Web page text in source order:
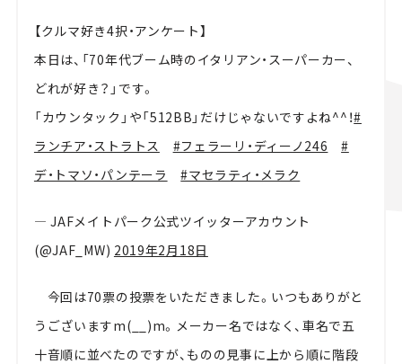
【クルマ好き4択・アンケート】
本日は、「70年代ブーム時のイタリアン・スーパーカー、
どれが好き？」です。
「カウンタック」や「512BB」だけじゃないですよね^^！#
ランチア・ストラトス
#フェラーリ・ディーノ246
#
デ・トマソ・パンテーラ
#マセラティ・メラク
— JAFメイトパーク公式ツイッターアカウント
(@JAF_MW) 2019年2月18日
今回は70票の投票をいただきました。いつもありがと
うございますm(__)m。メーカー名ではなく、車名で五
十音順に並べたのですが、ものの見事に上から順に階段